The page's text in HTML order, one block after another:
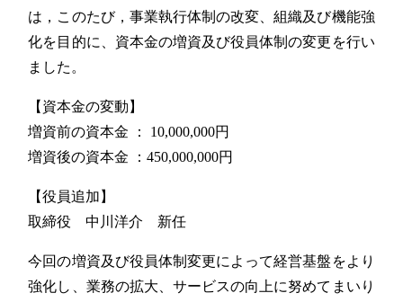
は，このたび，事業執行体制の改変、組織及び機能強
化を目的に、資本金の増資及び役員体制の変更を行い
ました。
【資本金の変動】
増資前の資本金 ： 10,000,000円
増資後の資本金 ：450,000,000円
【役員追加】
取締役 中川洋介 新任
今回の増資及び役員体制変更によって経営基盤をより
強化し、業務の拡大、サービスの向上に努めてまいり